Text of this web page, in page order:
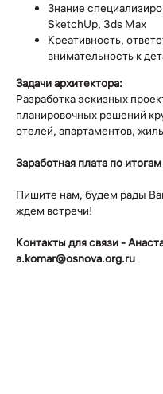
Знание
SketchUp, 3ds Max
Креативность,
внимательность к
Задачи архитектора:
Разработка эскизных
планировочных решений
отелей, апартаментов,
Заработная плата по
Пишите нам, будем рады
ждем встречи!
Контакты для связи -
a.komar@osnova.org.ru